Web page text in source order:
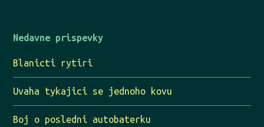
Nedavne prispevky
Blanicti rytiri
Uvaha tykajici se jednoho kovu
Boj o posledni autobaterku